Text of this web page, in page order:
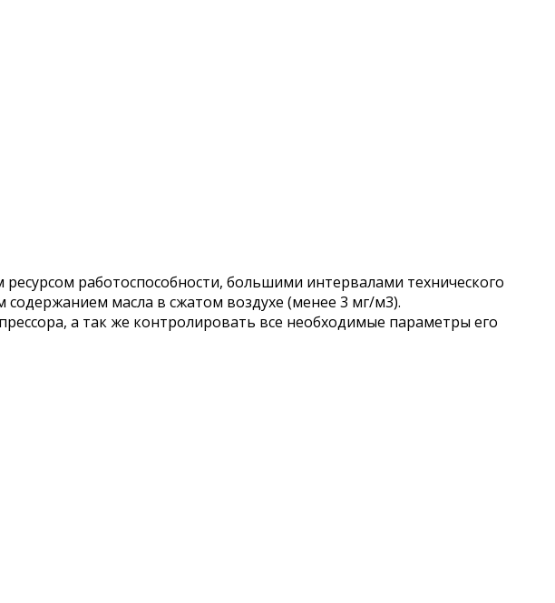
работоспособности, большими интервалами технического
масла в сжатом воздухе (менее 3 мг/м3).
а так же контролировать все необходимые параметры его